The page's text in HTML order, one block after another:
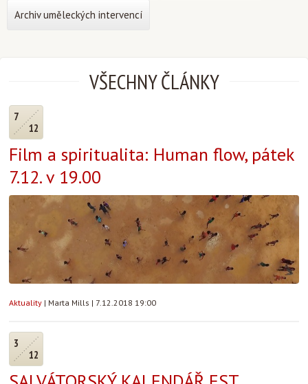
VŠECHNY ČLÁNKY
7
12
Film a spiritualita: Human flow, pátek
7.12. v 19.00
Aktuality | Marta Mills | 7.12.2018 19:00
3
12
Archiv uměleckých intervencí